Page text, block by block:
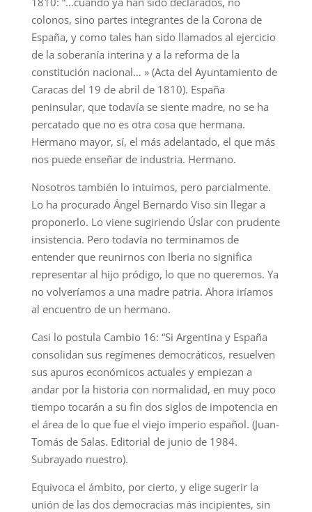
colonos, sino partes integrantes de la Corona de
España, y como tales han sido llamados al ejercicio
de la soberanía interina y a la reforma de la
constitución nacional… » (Acta del Ayuntamiento de
Caracas del 19 de abril de 1810). España
peninsular, que todavía se siente madre, no se ha
percatado que no es otra cosa que hermana.
Hermano mayor, sí, el más adelantado, el que más
nos puede enseñar de industria. Hermano.
Nosotros también lo intuimos, pero parcialmente.
Lo ha procurado Ángel Bernardo Viso sin llegar a
proponerlo. Lo viene sugiriendo Úslar con prudente
insistencia. Pero todavía no terminamos de
entender que reunirnos con Iberia no significa
representar al hijo pródigo, lo que no queremos. Ya
no volveríamos a una madre patria. Ahora iríamos
al encuentro de un hermano.
Casi lo postula Cambio 16: “Si Argentina y España
consolidan sus regímenes democráticos, resuelven
sus apuros económicos actuales y empiezan a
andar por la historia con normalidad, en muy poco
tiempo tocarán a su fin dos siglos de impotencia en
el área de lo que fue el viejo imperio español. (Juan-
Tomás de Salas. Editorial de junio de 1984.
Subrayado nuestro).
Equivoca el ámbito, por cierto, y elige sugerir la
unión de las dos democracias más incipientes, sin